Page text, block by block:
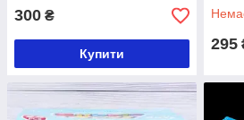
300 ₴
Купити
295